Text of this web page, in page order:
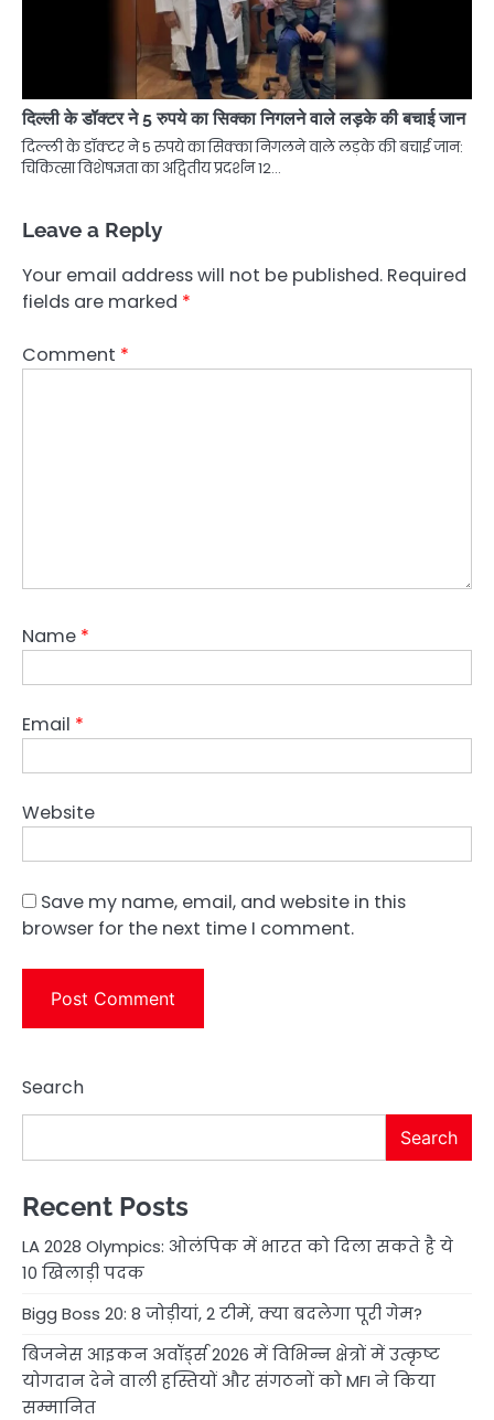
दिल्ली के डॉक्टर ने 5 रुपये का सिक्का निगलने वाले लड़के की बचाई जान
दिल्ली के डॉक्टर ने 5 रुपये का सिक्का निगलने वाले लड़के की बचाई जान:
चिकित्सा विशेषज्ञता का अद्वितीय प्रदर्शन 12…
Leave a Reply
Your email address will not be published. Required
fields are marked *
Comment *
Name *
Email *
Website
Save my name, email, and website in this
browser for the next time I comment.
Search
Search
Recent Posts
LA 2028 Olympics: ओलंपिक में भारत को दिला सकते है ये
10 खिलाड़ी पदक
Bigg Boss 20: 8 जोड़ीयां, 2 टीमें, क्या बदलेगा पूरी गेम?
बिजनेस आइकन अवॉर्ड्स 2026 में विभिन्न क्षेत्रों में उत्कृष्ट
योगदान देने वाली हस्तियों और संगठनों को MFI ने किया
सम्मानित